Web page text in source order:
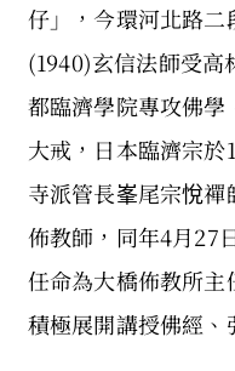
仔」，今環河北路二
(1940)玄信法師受高
都臨濟學院專攻佛
大戒，日本臨濟宗
寺派管長峯尾宗悅
佈教師，同年4月27
任命為大橋佈教所主
積極展開講授佛經、